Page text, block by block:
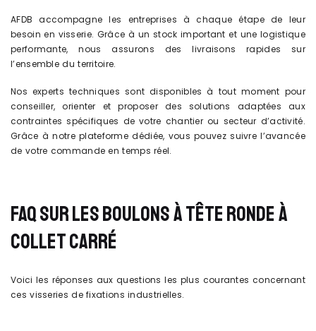
AFDB accompagne les entreprises à chaque étape de leur
besoin en visserie. Grâce à un stock important et une logistique
performante, nous assurons des livraisons rapides sur
l’ensemble du territoire.
Nos experts techniques sont disponibles à tout moment pour
conseiller, orienter et proposer des solutions adaptées aux
contraintes spécifiques de votre chantier ou secteur d’activité.
Grâce à notre plateforme dédiée, vous pouvez suivre l’avancée
de votre commande en temps réel.
FAQ SUR LES BOULONS À TÊTE RONDE À
COLLET CARRÉ
Voici les réponses aux questions les plus courantes concernant
ces visseries de fixations industrielles.